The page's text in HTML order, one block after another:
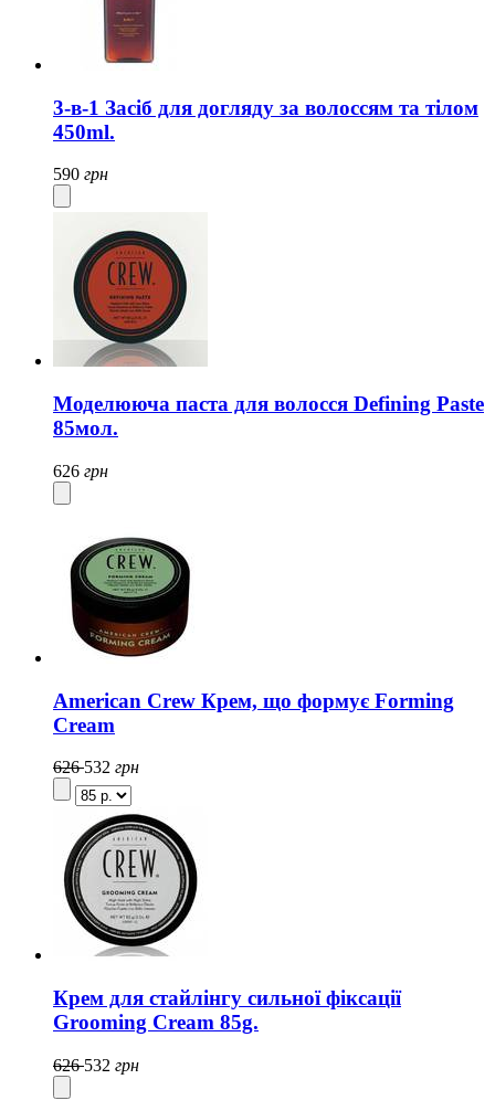
3-в-1 Засіб для догляду за волоссям та тілом
450ml.
590 грн
Моделююча паста для волосся Defining Paste
85мол.
626 грн
American Crew Крем, що формує Forming
Cream
626532 грн
Крем для стайлінгу сильної фіксації
Grooming Cream 85g.
626532 грн